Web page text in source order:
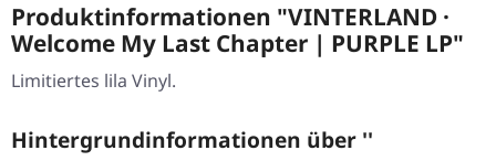
Produktinformationen "VINTERLAND ·
Welcome My Last Chapter | PURPLE LP"
Limitiertes lila Vinyl.
Hintergrundinformationen über ''